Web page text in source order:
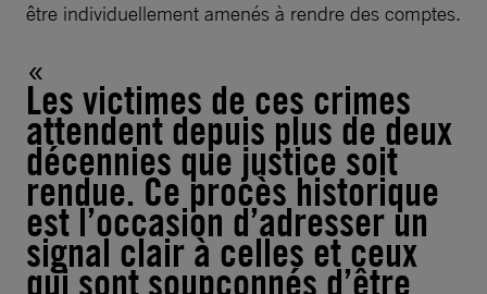
être individuellement amenés à rendre des comptes.
Les victimes de ces crimes
attendent depuis plus de deux
décennies que justice soit
rendue. Ce procès historique
est l’occasion d’adresser un
signal clair à celles et ceux
qui sont soupçonnés d’être